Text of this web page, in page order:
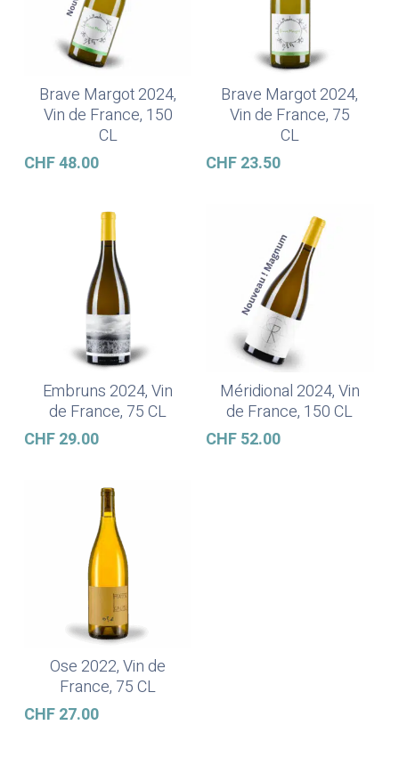
Ajouter Au Panier
Brave Margot 2024,
Vin de France, 150
CL
CHF48.00
Ajouter Au Panier
Brave Margot 2024,
Vin de France, 75
CL
CHF23.50
Ajouter Au Panier
Embruns 2024, Vin
de France, 75 CL
CHF29.00
Ajouter Au Panier
Méridional 2024, Vin
de France, 150 CL
CHF52.00
Ajouter Au Panier
Ose 2022, Vin de
France, 75 CL
CHF27.00